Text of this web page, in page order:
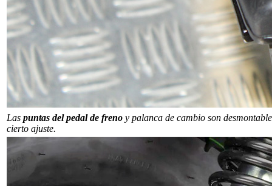
Las puntas del pedal de freno y palanca de cambio son
cierto ajuste.